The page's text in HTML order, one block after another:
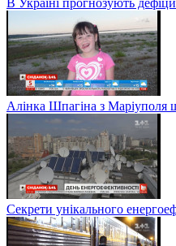
Алінка Шпагіна з Маріуполя
Секрети унікального